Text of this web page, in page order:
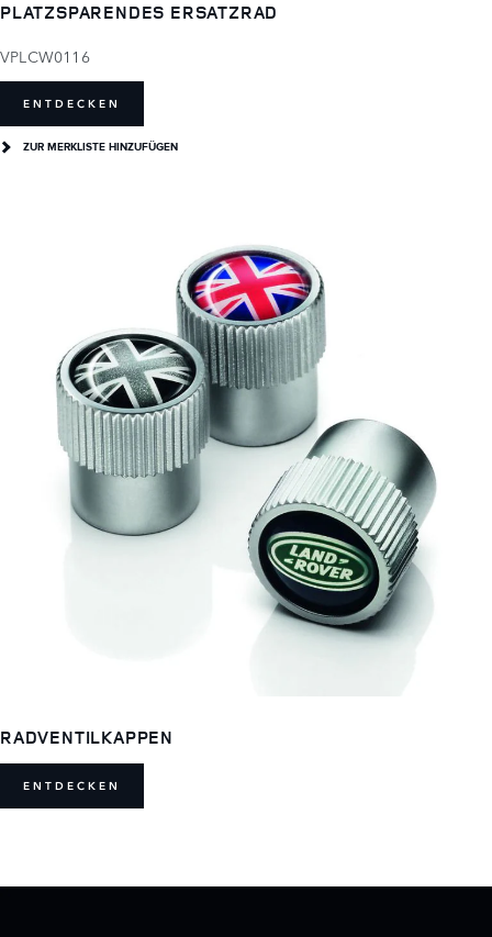
PLATZSPARENDES ERSATZRAD
VPLCW0116
ENTDECKEN
ZUR MERKLISTE HINZUFÜGEN
RADVENTILKAPPEN
ENTDECKEN